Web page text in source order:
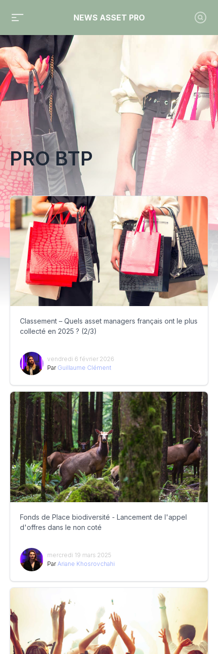
NEWS ASSET PRO
Toute l'actualité sur le tag "Pro BTP"
PRO BTP
Classement – Quels asset managers français ont le plus
collecté en 2025 ? (2/3)
vendredi 6 février 2026
Par Guillaume Clément
Fonds de Place biodiversité - Lancement de l'appel
d'offres dans le non coté
mercredi 19 mars 2025
Par Ariane Khosrovchahi